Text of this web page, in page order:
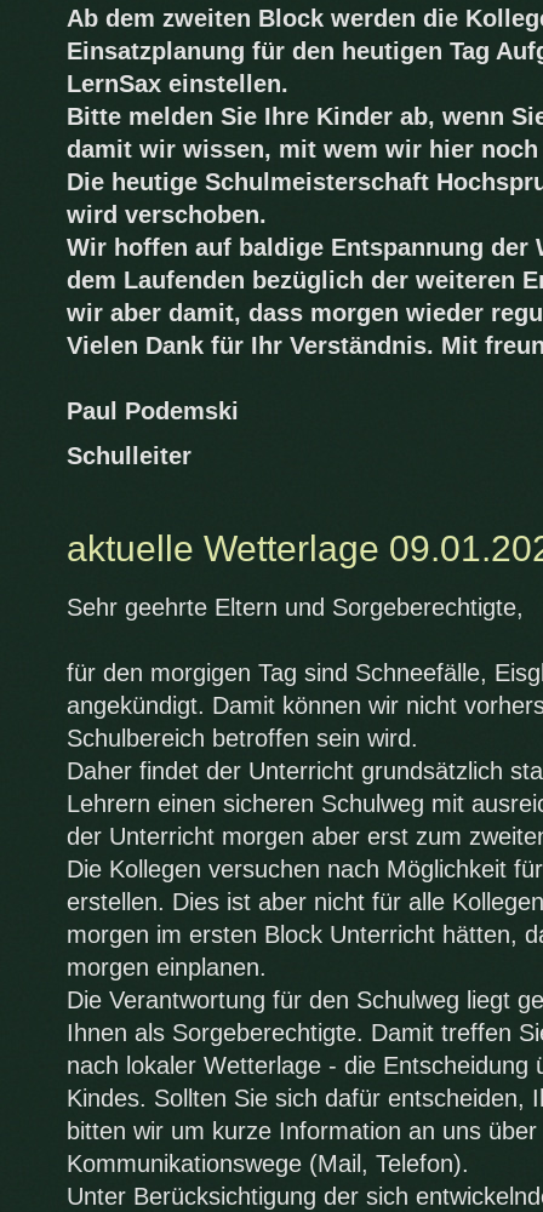
Ab dem zweiten Block werden die
Einsatzplanung für den heutigen Tag
LernSax einstellen.
Bitte melden Sie Ihre Kinder ab, wenn
damit wir wissen, mit wem wir hier noch
Die heutige Schulmeisterschaft
wird verschoben.
Wir hoffen auf baldige Entspannung der
dem Laufenden bezüglich der weiteren
wir aber damit, dass morgen wieder
Vielen Dank für Ihr Verständnis. Mit
Paul Podemski
Schulleiter
aktuelle Wetterlage
Sehr geehrte Eltern und Sorgeberechtigte,
für den morgigen Tag sind Schneefälle,
angekündigt. Damit können wir nicht
Schulbereich betroffen sein wird.
Daher findet der Unterricht grundsätzlich
Lehrern einen sicheren Schulweg mit
der Unterricht morgen aber erst zum
Die Kollegen versuchen nach Möglichkeit
erstellen. Dies ist aber nicht für alle
morgen im ersten Block Unterricht hätten,
morgen einplanen.
Die Verantwortung für den Schulweg liegt
Ihnen als Sorgeberechtigte. Damit treffen
nach lokaler Wetterlage - die Entscheidung
Kindes. Sollten Sie sich dafür entscheiden,
bitten wir um kurze Information an uns
Kommunikationswege (Mail, Telefon).
Unter Berücksichtigung der sich